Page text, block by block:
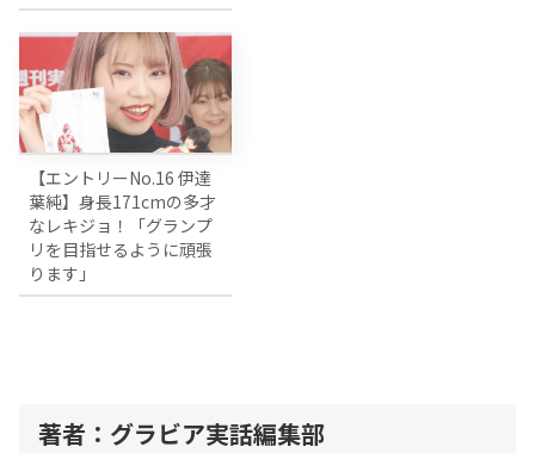
【エントリーNo.16 伊達
葉純】身長171cmの多才
なレキジョ！「グランプ
リを目指せるように頑張
ります」
著者：グラビア実話編集部